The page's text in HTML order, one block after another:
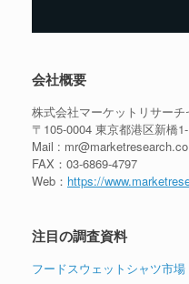
会社概要
株式会社マーケットリサーチ
〒105-0004 東京都港区新橋
Mail :
FAX：03-6869-4797
Web： https://
注目の調査資料
フードスウェットシャツ市